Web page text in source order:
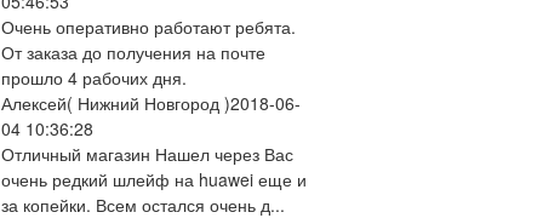
Очень оперативно работают ребята.
От заказа до получения на почте
прошло 4 рабочих дня.
Алексей( Нижний Новгород )2018-06-
04 10:36:28
Отличный магазин Нашел через Вас
очень редкий шлейф на huawei еще и
за копейки. Всем остался очень д...